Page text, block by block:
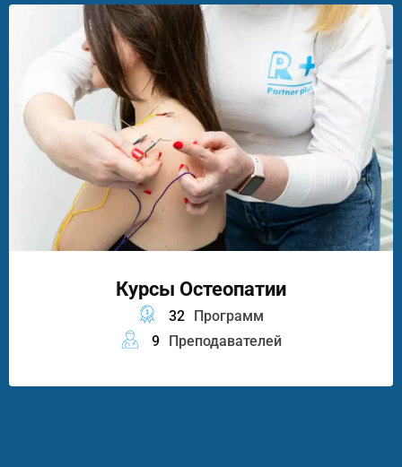
Курсы Остеопатии
32 Программ
9
Преподавателей